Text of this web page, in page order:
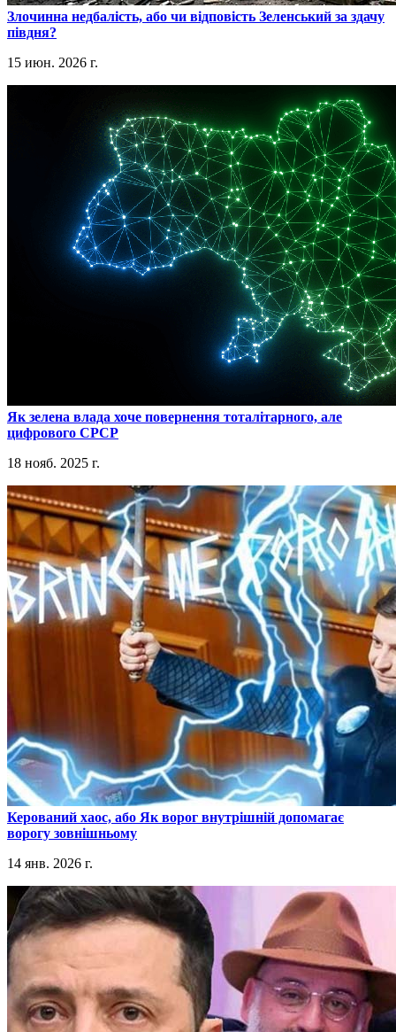
​Злочинна недбалість, або чи відповість Зеленський за здачу
півдня?
15 июн. 2026 г.
​Як зелена влада хоче повернення тоталітарного, але
цифрового СРСР
18 нояб. 2025 г.
​Керований хаос, або Як ворог внутрішній допомагає
ворогу зовнішньому
14 янв. 2026 г.